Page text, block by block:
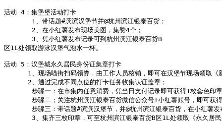
活动 4：集堡堡活动打卡
1、带话题#滨滨汉堡节并@杭州滨江银泰百货；
2、在小红薯发布现场美图，集赞4个；
3、凭小红薯发布记录可到杭州滨江银泰百货B
区1L 处领取游泳汉堡气泡水一杯。
活动 5：汉堡城永久居民身份证集章打卡
1、现场喵街扫码领券，由工作人员核销，即可在汉堡节现场领取《
2、通过完成不同点位的打卡任务收集认证盖章；
步骤一：在市集内任意消费，凭当日支付记录即可获得1枚套色印
步骤二；关注杭州滨江银泰百货微信公众号+小红薯账号，即可获
步骤三：带话题#滨滨汉堡节，并@杭州滨江银泰百货，在小红薯
3、集齐三枚印章，可至杭州滨江银泰百货B区1L 处领取《永久居